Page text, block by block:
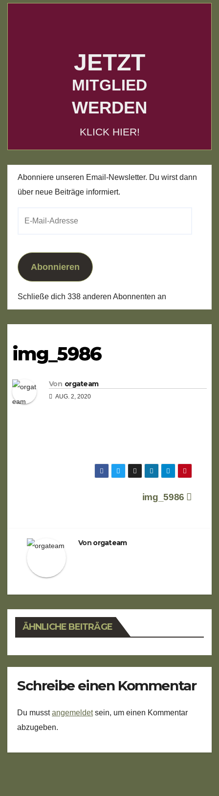
JETZT
MITGLIED
WERDEN
KLICK HIER!
Abonniere unseren Email-Newsletter. Du wirst dann
über neue Beiträge informiert.
Abonnieren
Schließe dich 338 anderen Abonnenten an
img_5986
Von orgateam
AUG. 2, 2020
Beitragsnavigation
img_5986
Von orgateam
ÄHNLICHE BEITRÄGE
Schreibe einen Kommentar
Du musstangemeldetsein, um einen Kommentar
abzugeben.